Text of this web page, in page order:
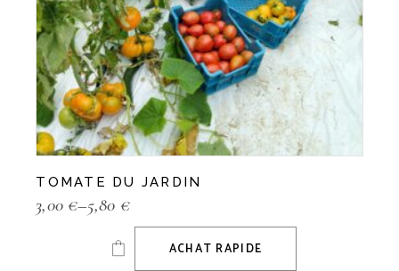
TOMATE DU JARDIN
3,00 €–5,80 €
ACHAT RAPIDE